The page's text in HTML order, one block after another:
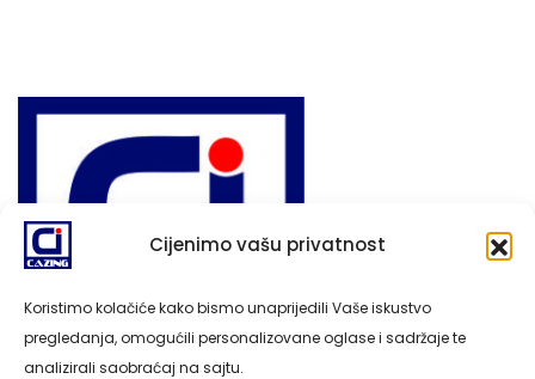
Cijenimo vašu privatnost
Koristimo kolačiće kako bismo unaprijedili Vaše iskustvo
pregledanja, omogućili personalizovane oglase i sadržaje te
analizirali saobraćaj na sajtu.